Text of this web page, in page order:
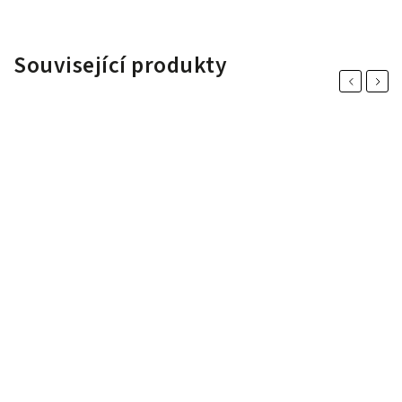
Související produkty PreviousNext